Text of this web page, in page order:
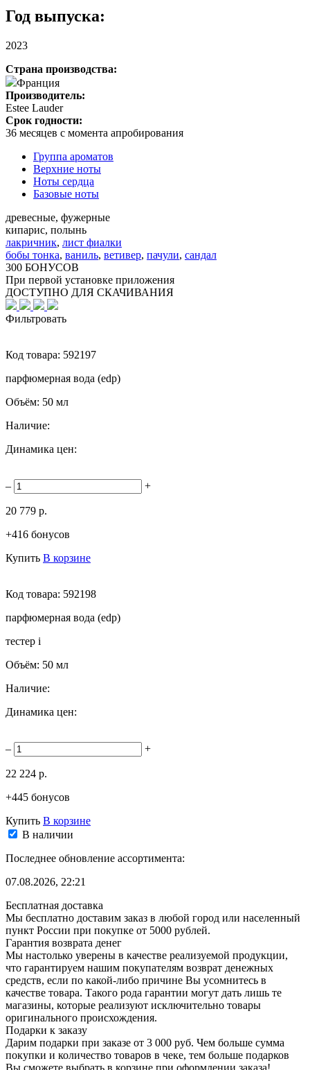
Год выпуска:
2023
Страна производства:
Франция
Производитель:
Estee Lauder
Срок годности:
36 месяцев с момента апробирования
Группа ароматов
Верхние ноты
Ноты сердца
Базовые ноты
древесные, фужерные
кипарис, полынь
лакричник, лист фиалки
бобы тонка, ваниль, ветивер, пачули, сандал
300 БОНУСОВ
При первой установке приложения
ДОСТУПНО ДЛЯ СКАЧИВАНИЯ
Фильтровать
Код товара: 592197
парфюмерная вода (edp)
Объём: 50 мл
Наличие:
Динамика цен:
– +
20 779 р.
+416 бонусов
Купить В корзине
Код товара: 592198
парфюмерная вода (edp)
тестер i
Объём: 50 мл
Наличие:
Динамика цен:
– +
22 224 р.
+445 бонусов
Купить В корзине
В наличии
Последнее обновление ассортимента:
07.08.2026, 22:21
Бесплатная доставка
Мы бесплатно доставим заказ в любой город или населенный
пункт России при покупке от 5000 рублей.
Гарантия возврата денег
Мы настолько уверены в качестве реализуемой продукции,
что гарантируем нашим покупателям возврат денежных
средств, если по какой-либо причине Вы усомнитесь в
качестве товара. Такого рода гарантии могут дать лишь те
магазины, которые реализуют исключительно товары
оригинального происхождения.
Подарки к заказу
Дарим подарки при заказе от 3 000 руб. Чем больше сумма
покупки и количество товаров в чеке, тем больше подарков
Вы сможете выбрать в корзине при оформлении заказа!